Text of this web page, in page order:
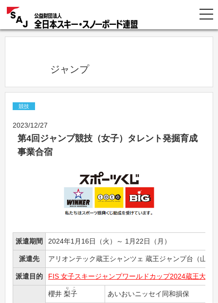
            ジャンプ
競技
2023/12/27
第4回ジャンプ競技（女子）タレント発掘育成
事業合宿
派遣期間 2024年1月16日（火）～ 1月22日（月）
派遣先 アリオンテック蔵王シャンツェ 蔵王ジャンプ台（山形
派遣目的 FIS 女子スキージャンプワールドカップ2024蔵王大会
櫻井 梨子
りこ
あいおいニッセイ同和損保